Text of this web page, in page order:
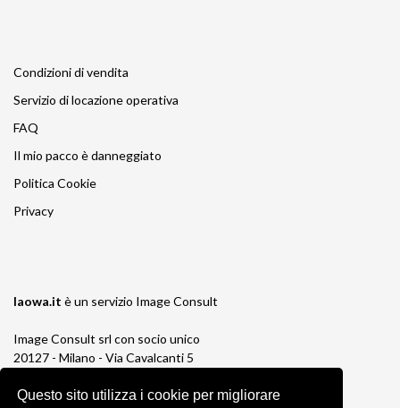
Questo sito utilizza i cookie per migliorare
Condizioni di vendita
Servizio di locazione operativa
FAQ
Il mio pacco è danneggiato
Politica Cookie
Privacy
laowa.it è un servizio Image Consult
Image Consult srl con socio unico
20127 - Milano - Via Cavalcanti 5
P.IVA e C.F. 03383650961